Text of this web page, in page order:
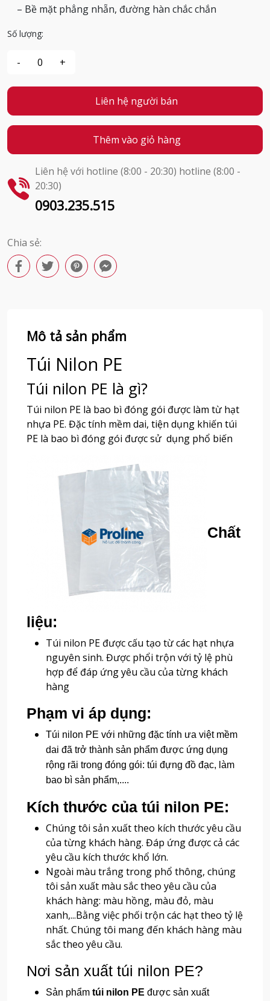
– Bề mặt phẳng nhẵn, đường hàn chắc chắn
Số lượng:
Liên hệ người bán
Thêm vào giỏ hàng
Liên hệ với hotline (8:00 - 20:30) hotline (8:00 -
20:30)
0903.235.515
Chia sẻ:
Mô tả sản phẩm
Túi Nilon PE
Túi nilon PE là gì?
Túi nilon PE là bao bì đóng gói được làm từ hạt
nhựa PE. Đặc tính mềm dai, tiện dụng khiến túi
PE là bao bì đóng gói được sử dụng phổ biến
Chất
liệu:
Túi nilon PE được cấu tạo từ các hạt nhựa
nguyên sinh. Được phổi trộn với tỷ lệ phù
hợp để đáp ứng yêu cầu của từng khách
hàng
Phạm vi áp dụng:
Túi nilon PE với những đặc tính ưa việt mềm
dai đã trở thành sản phẩm được ứng dụng
rộng rãi trong đóng gói: túi đựng đồ đạc, làm
bao bì sản phẩm,....
Kích thước của túi nilon PE:
Chúng tôi sản xuất theo kích thước yêu cầu
của từng khách hàng. Đáp ứng được cả các
yêu cầu kích thước khổ lớn.
Ngoài màu trắng trong phổ thông, chúng
tôi sản xuất màu sắc theo yêu cầu của
khách hàng: màu hồng, màu đỏ, màu
xanh,...Bằng việc phối trộn các hạt theo tỷ lệ
nhất. Chúng tôi mang đến khách hàng màu
sắc theo yêu cầu.
Nơi sản xuất túi nilon PE?
Sản phẩm túi nilon PE được sản xuất